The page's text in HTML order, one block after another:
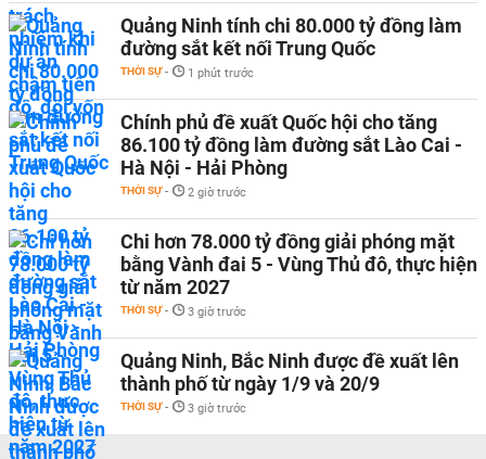
Quảng Ninh tính chi 80.000 tỷ đồng làm
đường sắt kết nối Trung Quốc
THỜI SỰ - 1 phút trước
Chính phủ đề xuất Quốc hội cho tăng
86.100 tỷ đồng làm đường sắt Lào Cai -
Hà Nội - Hải Phòng
THỜI SỰ - 2 giờ trước
Chi hơn 78.000 tỷ đồng giải phóng mặt
bằng Vành đai 5 - Vùng Thủ đô, thực hiện
từ năm 2027
THỜI SỰ - 3 giờ trước
Quảng Ninh, Bắc Ninh được đề xuất lên
thành phố từ ngày 1/9 và 20/9
THỜI SỰ - 3 giờ trước